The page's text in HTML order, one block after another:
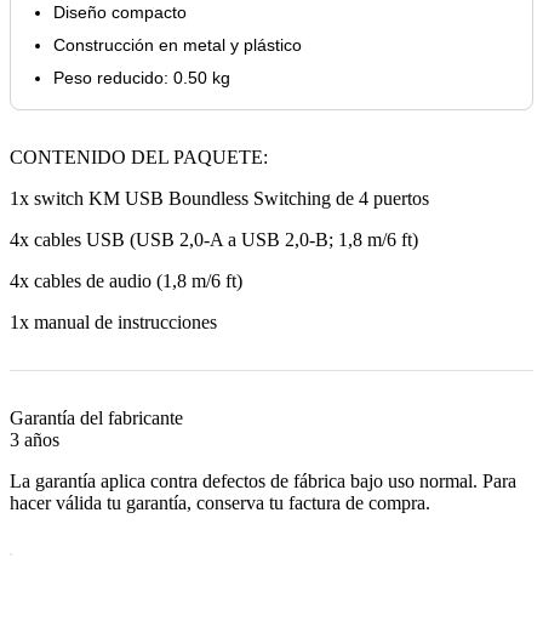
Diseño compacto
Construcción en metal y plástico
Peso reducido: 0.50 kg
CONTENIDO DEL PAQUETE:
1x switch KM USB Boundless Switching de 4 puertos
4x cables USB (USB 2,0-A a USB 2,0-B; 1,8 m/6 ft)
4x cables de audio (1,8 m/6 ft)
1x manual de instrucciones
Garantía del fabricante
3 años
La garantía aplica contra defectos de fábrica bajo uso normal. Para
hacer válida tu garantía, conserva tu factura de compra.